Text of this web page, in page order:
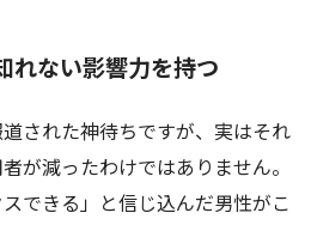
れない影響力を持つ
された神待ちですが、実はそれ
が減ったわけではありません。
できる」と信じ込んだ男性がこ